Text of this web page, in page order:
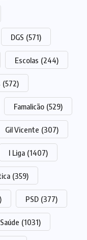
DGS (571)
Escolas (244)
(572)
Famalicão (529)
Gil Vicente (307)
I Liga (1407)
(359)
PSD (377)
Saúde (1031)